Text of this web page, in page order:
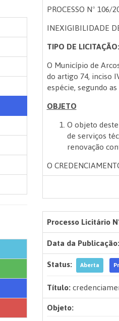
PROCESSO Nº 106/
INEXIGIBILIDADE
TIPO DE
O Município de
do artigo 74, inciso
espécie, segundo
OBJETO
O objeto
de serviços
renovação
O
Processo Licitário
Data da Publicação:
Status:
Aberta
Título:
Objeto: